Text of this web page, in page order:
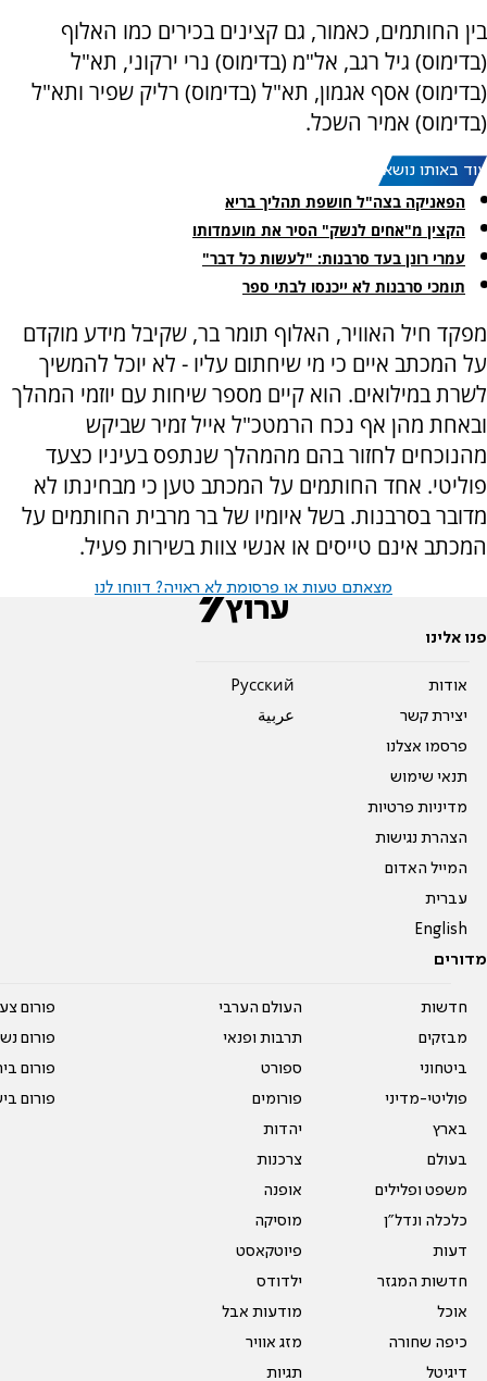
בין החותמים, כאמור, גם קצינים בכירים כמו האלוף
(בדימוס) גיל רגב, אל"מ (בדימוס) נרי ירקוני, תא"ל
(בדימוס) אסף אגמון, תא"ל (בדימוס) רליק שפיר ותא"ל
(בדימוס) אמיר השכל.
עוד באותו נושא:
הפאניקה בצה"ל חושפת תהליך בריא
הקצין מ"אחים לנשק" הסיר את מועמדותו
עמרי רונן בעד סרבנות: "לעשות כל דבר"
תומכי סרבנות לא ייכנסו לבתי ספר
מפקד חיל האוויר, האלוף תומר בר, שקיבל מידע מוקדם
על המכתב איים כי מי שיחתום עליו - לא יוכל להמשיך
לשרת במילואים. הוא קיים מספר שיחות עם יוזמי המהלך
ובאחת מהן אף נכח הרמטכ"ל אייל זמיר שביקש
מהנוכחים לחזור בהם מהמהלך שנתפס בעיניו כצעד
פוליטי. אחד החותמים על המכתב טען כי מבחינתו לא
מדובר בסרבנות. בשל איומיו של בר מרבית החותמים על
המכתב אינם טייסים או אנשי צוות בשירות פעיל.
מצאתם טעות או פרסומת לא ראויה? דווחו לנו
פנו אלינו
אודות
יצירת קשר
פרסמו אצלנו
תנאי שימוש
מדיניות פרטיות
הצהרת נגישות
המייל האדום
עברית
English
Pусский
عربية
מדורים
חדשות
מבזקים
ביטחוני
פוליטי-מדיני
בארץ
בעולם
משפט ופלילים
כלכלה ונדל"ן
דעות
חדשות המגזר
אוכל
כיפה שחורה
דיגיטל
העולם הערבי
תרבות ופנאי
ספורט
פורומים
יהדות
צרכנות
אופנה
מוסיקה
פיוטקאסט
ילדודס
מודעות אבל
מזג אוויר
תגיות
פורום
פורום
פורום
פורום